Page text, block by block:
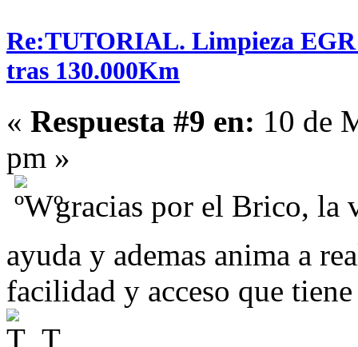
Re:TUTORIAL. Limpieza
tras 130.000Km
« Respuesta #9 en: 10 de
pm »
gracias por el Brico, la
ayuda y ademas anima a
facilidad y acceso que